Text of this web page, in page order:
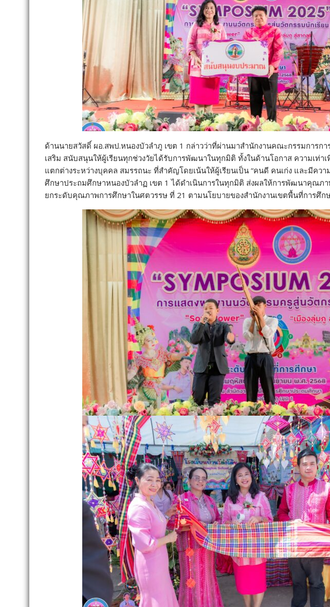
ด้านนายสวัสดิ์ ผอ.สพป.หนองบัวลำภู เขต 1 กล่าวว่าที่ผ่านมาสำนักงานคณะกรรมการก
เสริม สนับสนุนให้ผู้เรียนทุกช่วงวัยได้รับการพัฒนาในทุกมิติ ทั้งในด้านโอกาส ความเท่า
แตกต่างระหว่างบุคคล สมรรถนะ ที่สำคัญโดยเน้นให้ผู้เรียนเป็น “คนดี คนเก่ง และมีคว
ศึกษาประถมศึกษาหนองบัวลำฏ เขต 1 ได้ดำเนินการในทุกมิติ ส่งผลให้การพัฒนาคุณภ
ยกระดับคุณภาพการศึกษาในศตวรรษ ที่ 21 ตามนโยบายของสำนักงานเขตพื้นที่การศึก